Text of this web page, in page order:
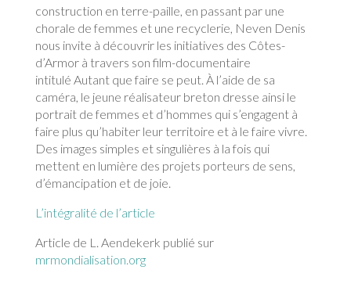
construction en terre-paille, en passant par une
chorale de femmes et une recyclerie, Neven Denis
nous invite à découvrir les initiatives des Côtes-
d’Armor à travers son film-documentaire
intitulé Autant que faire se peut. À l’aide de sa
caméra, le jeune réalisateur breton dresse ainsi le
portrait de femmes et d’hommes qui s’engagent à
faire plus qu’habiter leur territoire et à le faire vivre.
Des images simples et singulières à la fois qui
mettent en lumière des projets porteurs de sens,
d’émancipation et de joie.
L’intégralité de l’article
Article de L. Aendekerk publié sur
mrmondialisation.org